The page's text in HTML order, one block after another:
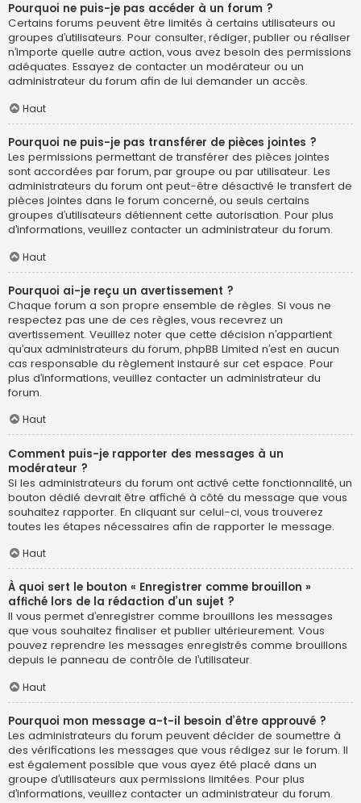
Pourquoi ne puis-je pas accéder à un forum ?
Certains forums peuvent être limités à certains utilisateurs ou
groupes d’utilisateurs. Pour consulter, rédiger, publier ou réaliser
n’importe quelle autre action, vous avez besoin des permissions
adéquates. Essayez de contacter un modérateur ou un
administrateur du forum afin de lui demander un accès.
Haut
Pourquoi ne puis-je pas transférer de pièces jointes ?
Les permissions permettant de transférer des pièces jointes
sont accordées par forum, par groupe ou par utilisateur. Les
administrateurs du forum ont peut-être désactivé le transfert de
pièces jointes dans le forum concerné, ou seuls certains
groupes d’utilisateurs détiennent cette autorisation. Pour plus
d’informations, veuillez contacter un administrateur du forum.
Haut
Pourquoi ai-je reçu un avertissement ?
Chaque forum a son propre ensemble de règles. Si vous ne
respectez pas une de ces règles, vous recevrez un
avertissement. Veuillez noter que cette décision n’appartient
qu’aux administrateurs du forum, phpBB Limited n’est en aucun
cas responsable du règlement instauré sur cet espace. Pour
plus d’informations, veuillez contacter un administrateur du
forum.
Haut
Comment puis-je rapporter des messages à un
modérateur ?
Si les administrateurs du forum ont activé cette fonctionnalité, un
bouton dédié devrait être affiché à côté du message que vous
souhaitez rapporter. En cliquant sur celui-ci, vous trouverez
toutes les étapes nécessaires afin de rapporter le message.
Haut
À quoi sert le bouton « Enregistrer comme brouillon »
affiché lors de la rédaction d’un sujet ?
Il vous permet d’enregistrer comme brouillons les messages
que vous souhaitez finaliser et publier ultérieurement. Vous
pouvez reprendre les messages enregistrés comme brouillons
depuis le panneau de contrôle de l’utilisateur.
Haut
Pourquoi mon message a-t-il besoin d’être approuvé ?
Les administrateurs du forum peuvent décider de soumettre à
des vérifications les messages que vous rédigez sur le forum. Il
est également possible que vous ayez été placé dans un
groupe d’utilisateurs aux permissions limitées. Pour plus
d’informations, veuillez contacter un administrateur du forum.